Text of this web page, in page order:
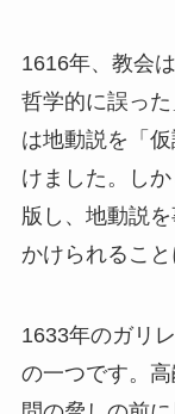
1616年、教会
哲学的に誤っ
は地動説を「
けました。し
版し、地動説
かけられること
1633年のガリ
の一つです。